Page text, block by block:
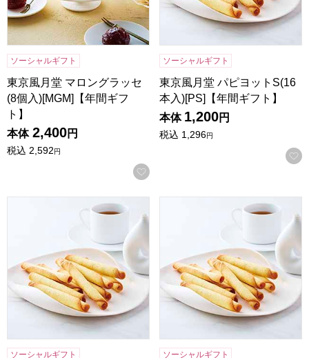
ソーシャルギフト
東京風月堂 マロングラッセ
(8個入)[MGM]【年間ギフ
ト】
本体 2,400円
税込 2,592円
お気に入りに登録する
ソーシャルギフト
東京風月堂 パピヨットS(16
本入)[PS]【年間ギフト】
本体 1,200円
税込 1,296円
東京風月堂 パピヨットM(24本入)[PM]【年間ギフト】
ソーシャルギフト
東京風月堂 パピヨットL(32
ソーシャルギフト